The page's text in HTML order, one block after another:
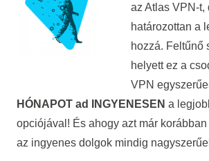
az Atlas VPN-t,
határozottan a
hozzá. Feltűnő
helyett ez a
VPN
HÓNAPOT ad INGYENESEN a
opciójával! És ahogy azt már
az ingyenes dolgok mindig